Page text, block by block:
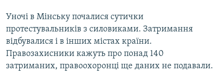
Уночі в Мінську почалися сутички
протестувальників з силовиками. Затримання
відбувалися і в інших містах країни.
Правозахисники кажуть про понад 140
затриманих, правоохоронці ще даних не подавали.